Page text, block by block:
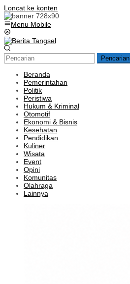
Loncat ke konten
Menu Mobile
Pencarian
Beranda
Pemerintahan
Politik
Peristiwa
Hukum & Kriminal
Otomotif
Ekonomi & Bisnis
Kesehatan
Pendidikan
Kuliner
Wisata
Event
Opini
Komunitas
Olahraga
Lainnya